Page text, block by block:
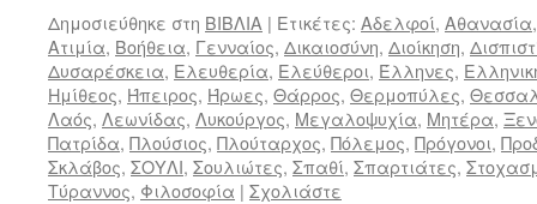
Δημοσιεύθηκε στη ΒΙΒΛΙΑ | Ετικέτες: Αδελφοί, Αθανασία
Ατιμία, Βοήθεια, Γενναίος, Δικαιοσύνη, Διοίκηση,
Δυσαρέσκεια, Ελευθερία, Ελεύθεροι, Έλληνες,
Ημίθεος, Ήπειρος, Ήρωες, Θάρρος, Θερμοπύλες,
Λαός, Λεωνίδας, Λυκούργος, Μεγαλοψυχία, Μητέρα,
Πατρίδα, Πλούσιος, Πλούταρχος, Πόλεμος, Πρόγονοι,
Σκλάβος, ΣΟΥΛΙ, Σουλιώτες, Σπαθί, Σπαρτιάτες,
Τύραννος, Φιλοσοφία | Σχολιάστε